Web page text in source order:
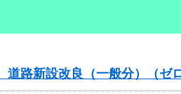
路新設改良（一般分）（ゼ